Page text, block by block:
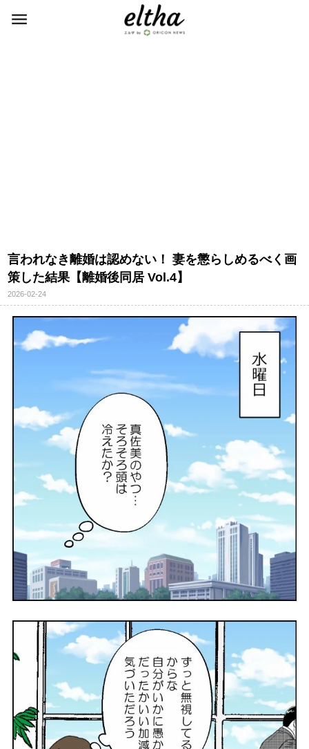
言われなき離婚は認めない！ 妻を懲らしめるべく画
策した結果【離婚後同居 Vol.4】
2026-02-24